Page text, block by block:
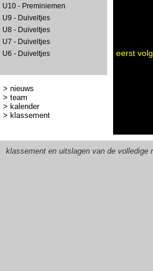
U10 - Preminiemen
U9 - Duiveltjes
U8 - Duiveltjes
U7 - Duiveltjes
U6 - Duiveltjes
> nieuws
> team
> kalender
> klassement
eerst
klassement en uitslagen van de volledige